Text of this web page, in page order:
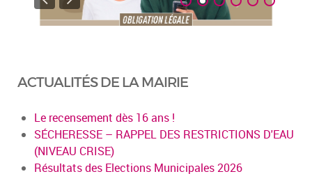
ACTUALITÉS DE LA MAIRIE
Le recensement dès 16 ans !
SÉCHERESSE – RAPPEL DES RESTRICTIONS D'EAU
(NIVEAU CRISE)
Résultats des Elections Municipales 2026